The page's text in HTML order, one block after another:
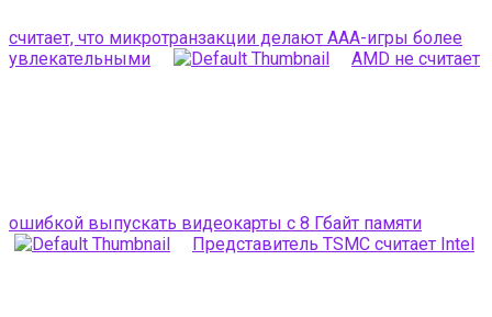
считает, что микротранзакции делают AAA-игры более
увлекательными
AMD не считает
ошибкой выпускать видеокарты с 8 Гбайт памяти
Представитель TSMC считает Intel